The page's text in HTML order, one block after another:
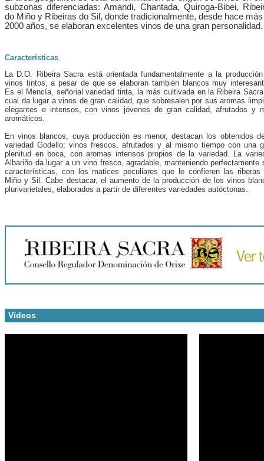
subzonas diferenciadas: Amandi, Chantada, Quiroga-Bibei,
do Miño y Ribeiras do Sil, donde tradicionalmente, desde hace
2000 años, se elaboran excelentes vinos de una gran personalidad.
Características
La D.O. Ribeira Sacra está orientada fundamentalmente a la
vinos tintos, a pesar de que se elaboran también blancos muy
Es el Mencía, señorial variedad tinta, la más cultivada en la Ribeira
cual da lugar a vinos de gran calidad, que sobresalen por sus aromas
elegantes e intensos, con vinos jóvenes de gran calidad, afrutados y
aromáticos.
En vinos blancos, cuya producción es menor, destacan los obtenidos
variedad Godello; vinos frescos, afrutados y al mismo tiempo con una
plenitud en boca, con aromas intensos propios de la variedad. La
Albariño da lugar a un vino fresco, agradable, manteniendo perfectamente
características, con los matices peculiares que le confieren las riberas
Miño y Sil. Cabe destacar, el aumento de la producción de los vinos
plurivarietales, elaborados a partir de diferentes variedades autóctonas.
Vídeos